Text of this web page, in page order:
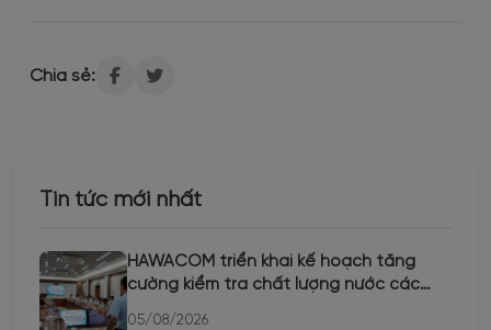
Chia sẻ:
Tin tức mới nhất
HAWACOM triển khai kế hoạch tăng
cường kiểm tra chất lượng nước các
th...
05/08/2026